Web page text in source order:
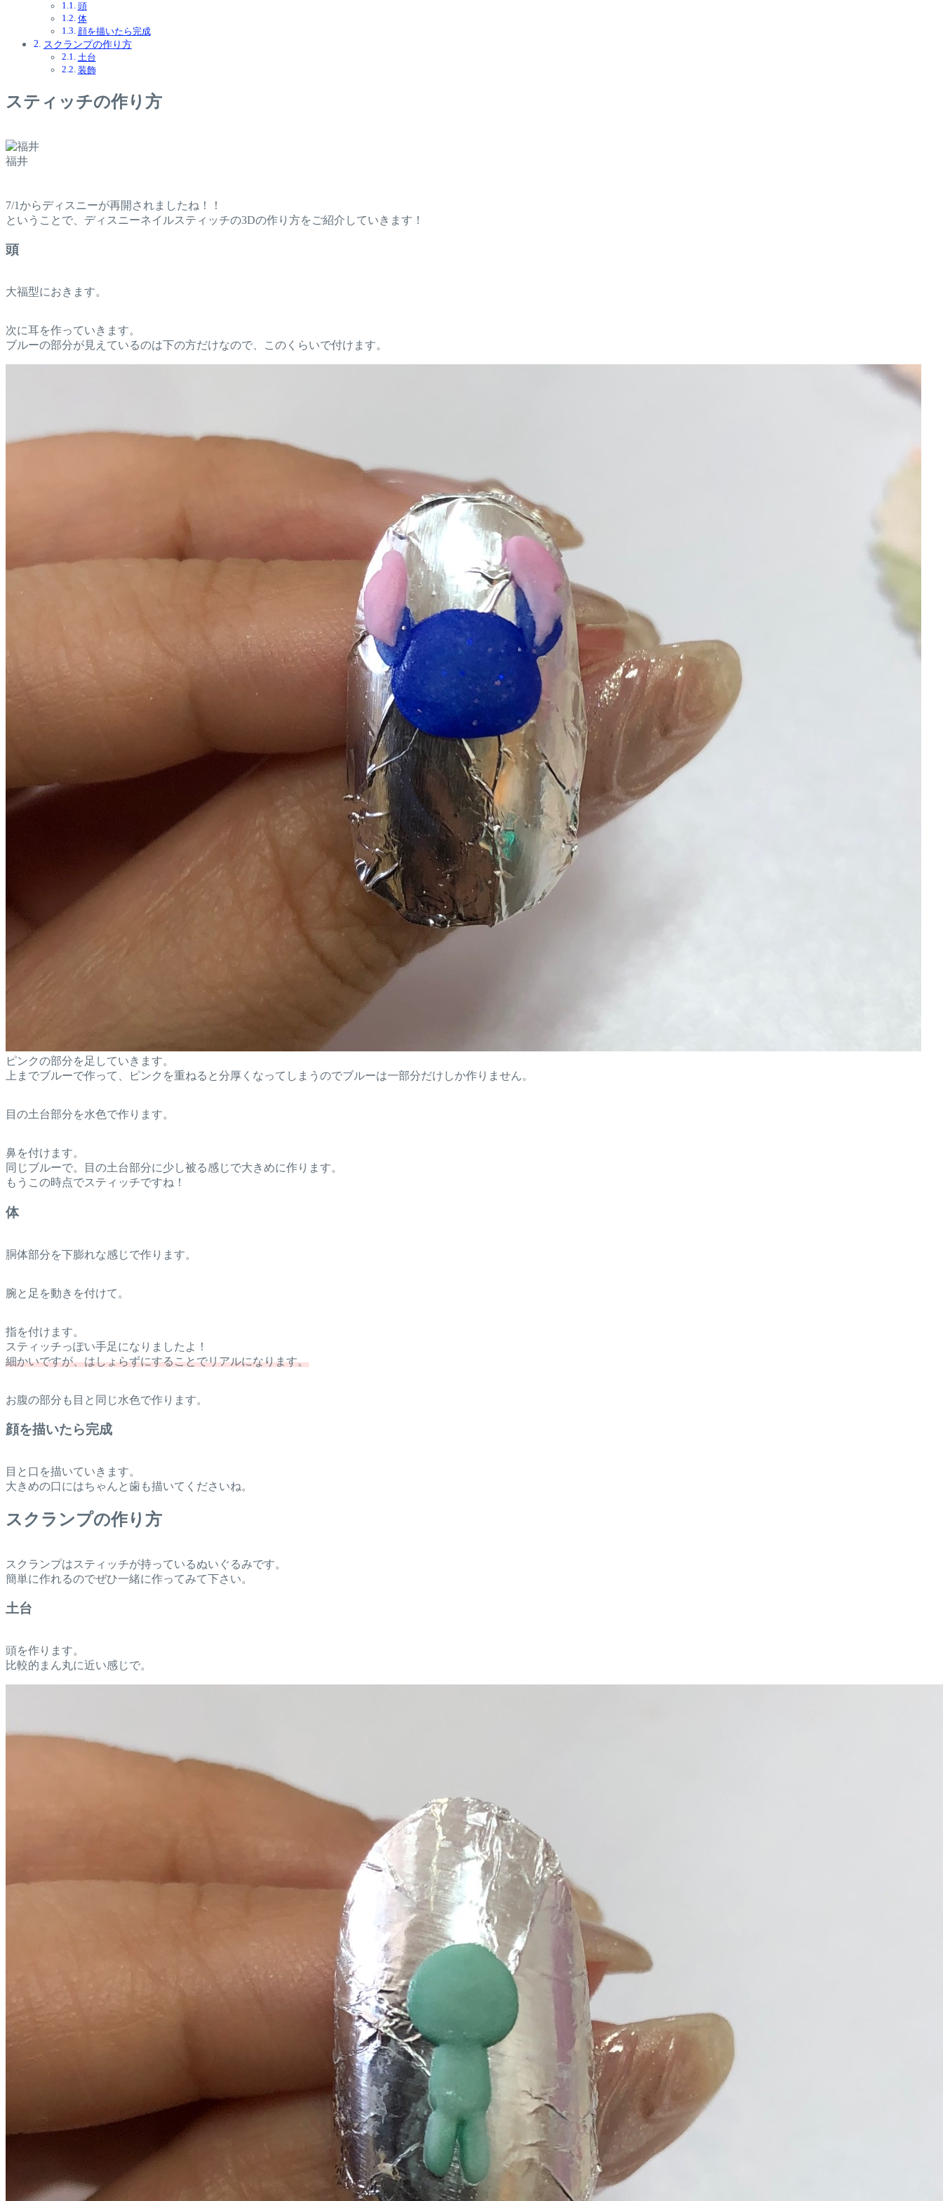
頭
体
顔を描いたら完成
スクランプの作り方
土台
装飾
スティッチの作り方
福井
7/1からディスニーが再開されましたね！！
ということで、ディスニーネイルスティッチの3Dの作り方をご紹介していきます！
頭
大福型におきます。
次に耳を作っていきます。
ブルーの部分が見えているのは下の方だけなので、このくらいで付けます。
ピンクの部分を足していきます。
上までブルーで作って、ピンクを重ねると分厚くなってしまうのでブルーは一部分だけしか作りません。
目の土台部分を水色で作ります。
鼻を付けます。
同じブルーで。目の土台部分に少し被る感じで大きめに作ります。
もうこの時点でスティッチですね！
体
胴体部分を下膨れな感じで作ります。
腕と足を動きを付けて。
指を付けます。
スティッチっぽい手足になりましたよ！
細かいですが、はしょらずにすることでリアルになります。
お腹の部分も目と同じ水色で作ります。
顔を描いたら完成
目と口を描いていきます。
大きめの口にはちゃんと歯も描いてくださいね。
スクランプの作り方
スクランプはスティッチが持っているぬいぐるみです。
簡単に作れるのでぜひ一緒に作ってみて下さい。
土台
頭を作ります。
比較的まん丸に近い感じで。